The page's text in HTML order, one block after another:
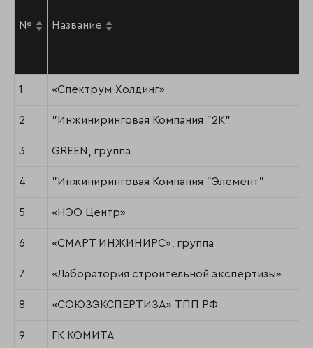
№ Название
1 «Спектрум-Холдинг»
2 "Инжиниринговая Компания "2К"
3 GREEN, группа
4 "Инжиниринговая Компания "Элемент"
5 «НЭО Центр»
6 «СМАРТ ИНЖИНИРС», группа
7 «Лаборатория строительной экспертизы»
8 «СОЮЗЭКСПЕРТИЗА» ТПП РФ
9 ГК КОМИТА